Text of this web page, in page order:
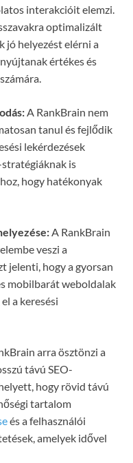
interakcióit elemzi.
optimalizált
jó helyezést elérni a
értékes és
A RankBrain nem
tanul és fejlődik
lekérdezések
stratégiáknak is
hogy hatékonyak
A RankBrain
veszi a
jelenti, hogy a gyorsan
mobilbarát weboldalak
a keresési
arra ösztönzi a
távú SEO-
hogy rövid távú
tartalom
és a felhasználói
amelyek idővel